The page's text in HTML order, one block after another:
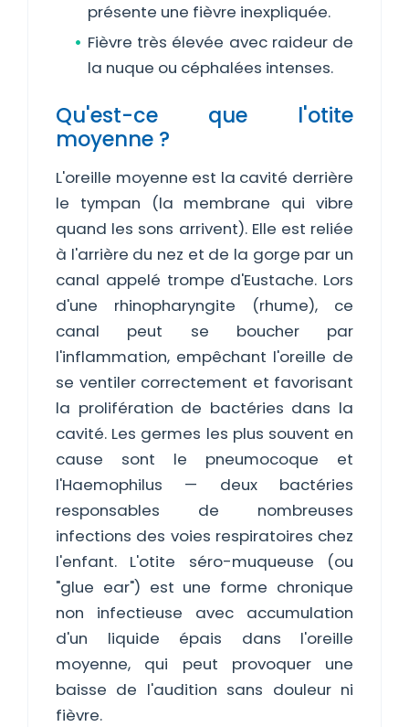
présente une fièvre inexpliquée.
Fièvre très élevée avec raideur de
la nuque ou céphalées intenses.
Qu'est-ce que l'otite
moyenne ?
L'oreille moyenne est la cavité derrière
le tympan (la membrane qui vibre
quand les sons arrivent). Elle est reliée
à l'arrière du nez et de la gorge par un
canal appelé trompe d'Eustache. Lors
d'une rhinopharyngite (rhume), ce
canal peut se boucher par
l'inflammation, empêchant l'oreille de
se ventiler correctement et favorisant
la prolifération de bactéries dans la
cavité. Les germes les plus souvent en
cause sont le pneumocoque et
l'Haemophilus — deux bactéries
responsables de nombreuses
infections des voies respiratoires chez
l'enfant. L'otite séro-muqueuse (ou
"glue ear") est une forme chronique
non infectieuse avec accumulation
d'un liquide épais dans l'oreille
moyenne, qui peut provoquer une
baisse de l'audition sans douleur ni
fièvre.